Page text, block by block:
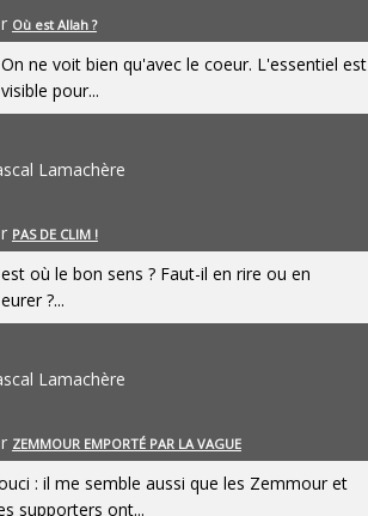
Où est Allah ?
ne voit bien qu'avec le coeur. L'essentiel est
pour...
Lamachère
PAS DE CLIM !
où le bon sens ? Faut-il en rire ou en
?...
Lamachère
ZEMMOUR EMPORTÉ PAR LA VAGUE
: il me semble aussi que les Zemmour et
supporters ont...